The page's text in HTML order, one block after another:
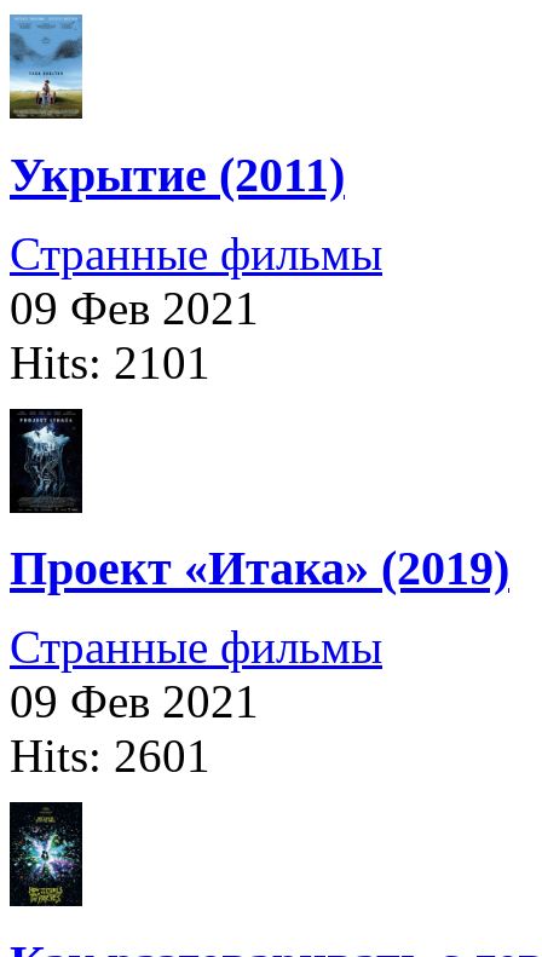
Укрытие (2011)
Странные фильмы
09 Фев 2021
Hits: 2101
Проект «Итака» (2019)
Странные фильмы
09 Фев 2021
Hits: 2601